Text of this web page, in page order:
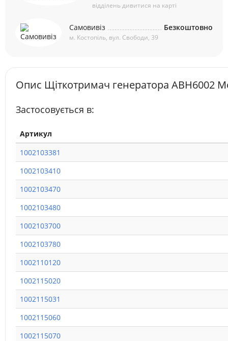
відділень дивитися на карті
Самовивіз
м. Костопіль, вул. Свободи, 39
Безкоштовно
Опис Щіткотримач генератора ABH6002
Застосовується в:
Артикул
1002103381
1002103410
1002103470
1002103480
1002103700
1002103780
1002110120
1002115020
1002115031
1002115060
1002115070